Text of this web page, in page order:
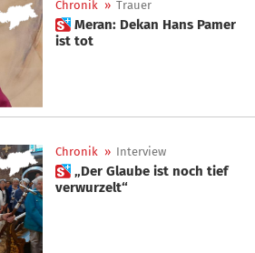
Chronik » Trauer
 Meran: Dekan Hans Pamer
ist tot
Chronik » Interview
 „Der Glaube ist noch tief
verwurzelt“